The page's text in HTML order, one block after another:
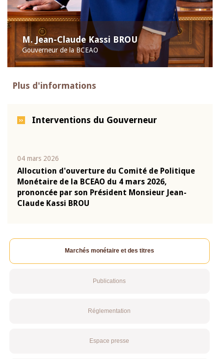
M. Jean-Claude Kassi BROU
Gouverneur de la BCEAO
Plus d'informations
Interventions du Gouverneur
04 mars 2026
Allocution d'ouverture du Comité de Politique
Monétaire de la BCEAO du 4 mars 2026,
prononcée par son Président Monsieur Jean-
Claude Kassi BROU
Marchés monétaire et des titres
Publications
Réglementation
Espace presse